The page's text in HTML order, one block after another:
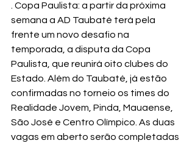
. Copa Paulista: a partir da próxima
semana a AD Taubaté terá pela
frente um novo desafio na
temporada, a disputa da Copa
Paulista, que reunirá oito clubes do
Estado. Além do Taubaté, já estão
confirmadas no torneio os times do
Realidade Jovem, Pinda, Mauaense,
São José e Centro Olímpico. As duas
vagas em aberto serão completadas